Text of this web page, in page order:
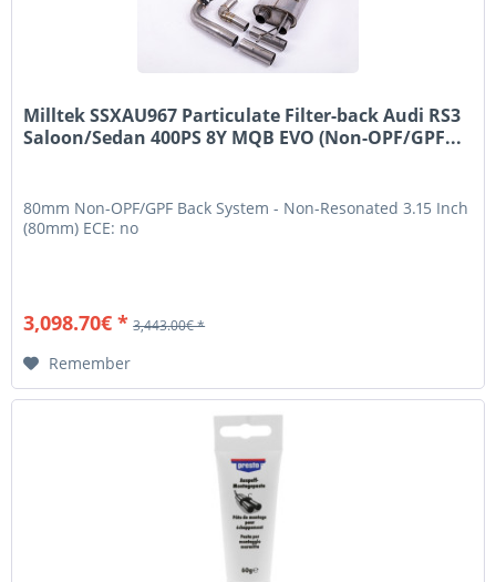
Milltek SSXAU967 Particulate Filter-back Audi RS3
Saloon/Sedan 400PS 8Y MQB EVO (Non-OPF/GPF...
80mm Non-OPF/GPF Back System - Non-Resonated 3.15 Inch
(80mm) ECE: no
3,098.70€ * 3,443.00€ *
Remember